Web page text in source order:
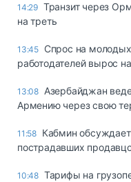
14:29 Транзит через
на треть
13:45 Спрос на
работодателей вырос
13:08 Азербайджан
Армению через свою
11:58 Кабмин
пострадавших
10:48 Тарифы на